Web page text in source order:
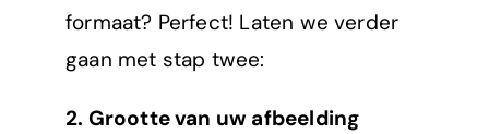
formaat? Perfect! Laten we verder
gaan met stap twee:
2. Grootte van uw afbeelding